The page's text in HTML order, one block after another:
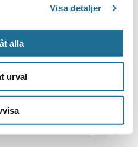
Visa detaljer
alla
urval